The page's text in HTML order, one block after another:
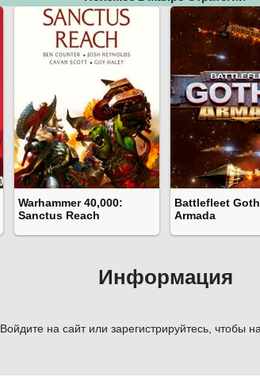
Warhammer 40,000:
Sanctus Reach
Battlefleet
Armada
Информация
Войдите на сайт или зарегистрируйтесь, чтобы